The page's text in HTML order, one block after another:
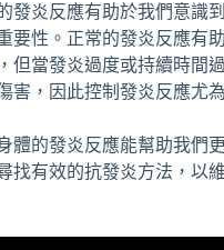
發炎反應有助於我們意識
要性。正常的發炎反應有
但當發炎過度或持續時間
害，因此控制發炎反應尤
體的發炎反應能幫助我們
找有效的抗發炎方法，以